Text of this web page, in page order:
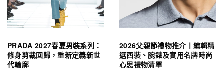
PRADA 2027春夏男裝系列：
修身剪裁回歸，重新定義新世
代輪廓
2026父親節禮物推介丨編輯精
選西裝、腕錶及實用名牌時尚
心思禮物清單